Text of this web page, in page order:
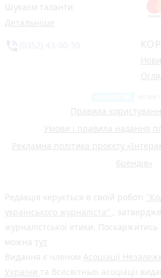
Шукаєм таланти
Детальніше
Правила
Умови і правила надання
Рекламна політика проєкту
брендів»
Редакція керується в своїй роботі
українського журналіста"
,
журналістської етики. Поскаржитись
можна тут
Видання є членом Асоціації
України та Всесвітньої асоціації